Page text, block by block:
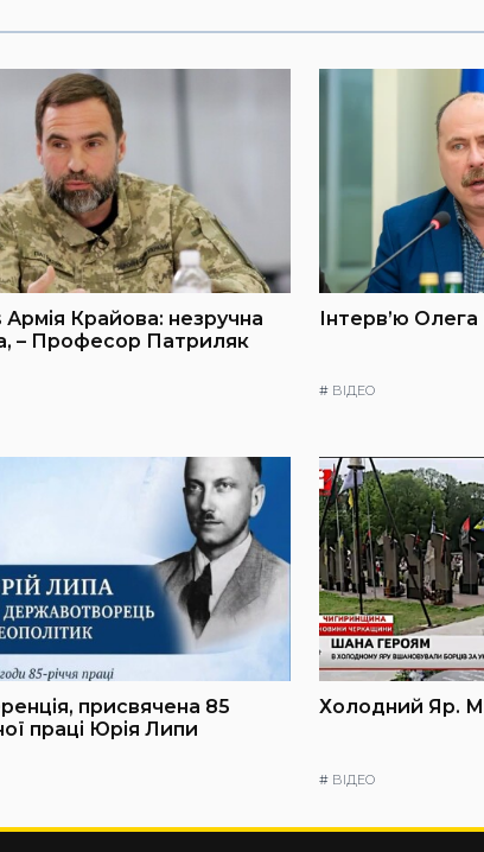
Крайова: незручна
– Професор Патриляк
Інтерв’ю
# ВІДЕО
присвячена 85
праці Юрія Липи
Холодний Яр.
# ВІДЕО